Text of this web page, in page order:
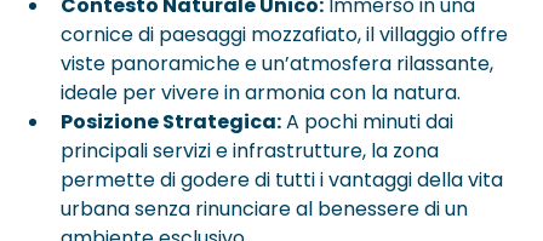
Contesto Naturale Unico: Immerso in una
cornice di paesaggi mozzafiato, il villaggio offre
viste panoramiche e un’atmosfera rilassante,
ideale per vivere in armonia con la natura.
Posizione Strategica: A pochi minuti dai
principali servizi e infrastrutture, la zona
permette di godere di tutti i vantaggi della vita
urbana senza rinunciare al benessere di un